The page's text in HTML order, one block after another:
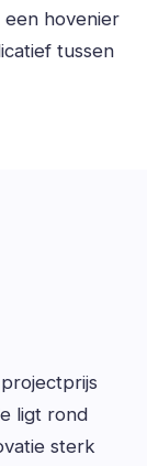
een hovenier
tussen
ligt rond
sterk